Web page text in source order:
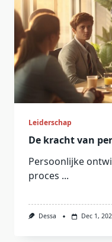
Leiderschap
De kracht van
Persoonlijke
proces ...
Dessa Dec 1,